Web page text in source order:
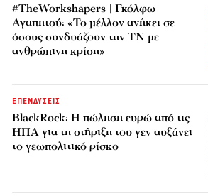
#TheWorkshapers | Γκόλφω
Αγαπητού: «Το μέλλον ανήκει σε
όσους συνδυάζουν την ΤΝ με
ανθρώπινη κρίση»
ΕΠΕΝΔΥΣΕΙΣ
BlackRock: Η πώληση ευρώ από τις
ΗΠΑ για τη στήριξη του γεν αυξάνει
το γεωπολιτικό ρίσκο